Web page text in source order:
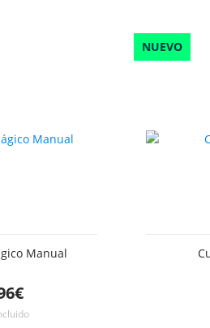
Manual
NUEVO